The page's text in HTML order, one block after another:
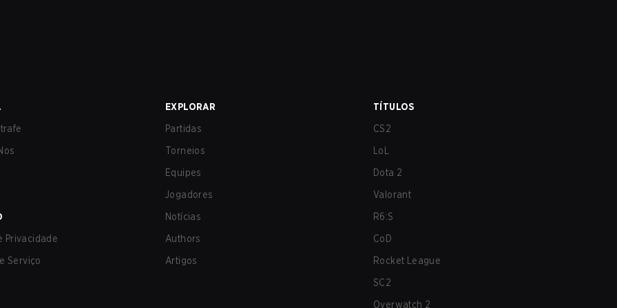
Privacidade
Serviço
EXPLORAR
Partidas
Torneios
Equipes
Jogadores
Notícias
Authors
Artigos
TÍTULOS
CS2
LoL
Dota 2
Valorant
R6:S
CoD
Rocket League
SC2
Overwatch 2